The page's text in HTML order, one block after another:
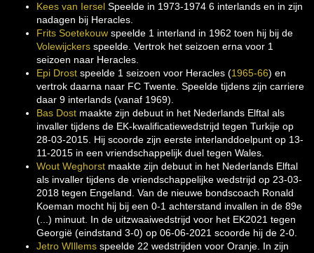
Kees van Iersel Speelde in 1973-1974 6 interlands en in zijn
nadagen bij Heracles.
Frits Soetekouw speelde 1 interland in 1962 toen hij bij de
Volewijckers speelde. Vertrok het seizoen erna voor 1
seizoen naar Heracles.
Epi Drost speelde 1 seizoen voor Heracles (1965-66) en
vertrok daarna naar FC Twente. Speelde tijdens zijn carriere
daar 9 interlands (vanaf 1969).
Bas Dost maakte zijn debuut in het Nederlands Elftal als
invaller tijdens de EK-kwalificatiewedstrijd tegen Turkije op
28-03-2015. Hij scoorde zijn eerste interlanddoelpunt op 13-
11-2015 in een vriendschappelijk duel tegen Wales.
Wout Weghorst maakte zijn debuut in het Nederlands Elftal
als invaller tijdens de vriendschappelijke wedstrijd op 23-03-
2018 tegen Engeland. Van de nieuwe bondscoach Ronald
Koeman mocht hij bij een 0-1 achterstand invallen in de 89e
(...) minuut. In de uitzwaaiwedstrijd voor het EK2021 tegen
Georgië (eindstand 3-0) op 06-06-2021 scoorde hij de 2-0.
Jetro WIllems speelde 22 wedstrijden voor Oranje. In zijn